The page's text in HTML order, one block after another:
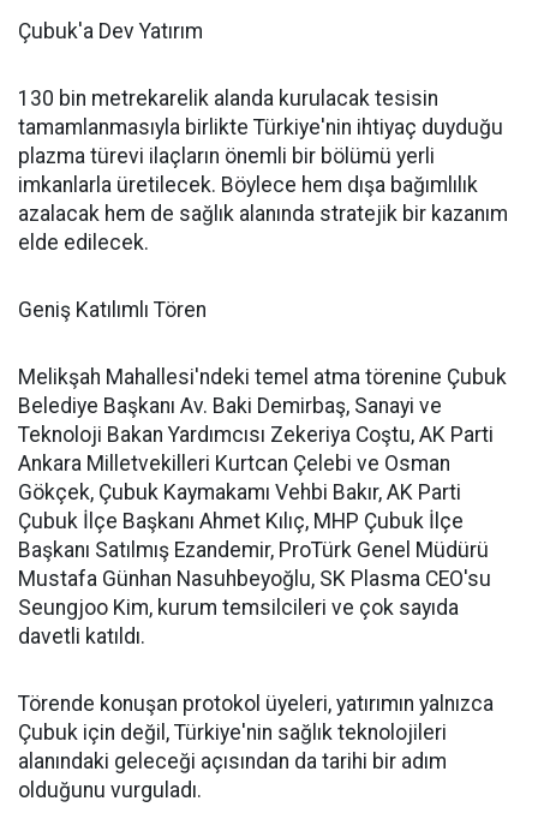
Çubuk'a Dev Yatırım
130 bin metrekarelik alanda kurulacak tesisin
tamamlanmasıyla birlikte Türkiye'nin ihtiyaç duyduğu
plazma türevi ilaçların önemli bir bölümü yerli
imkanlarla üretilecek. Böylece hem dışa bağımlılık
azalacak hem de sağlık alanında stratejik bir kazanım
elde edilecek.
Geniş Katılımlı Tören
Melikşah Mahallesi'ndeki temel atma törenine Çubuk
Belediye Başkanı Av. Baki Demirbaş, Sanayi ve
Teknoloji Bakan Yardımcısı Zekeriya Coştu, AK Parti
Ankara Milletvekilleri Kurtcan Çelebi ve Osman
Gökçek, Çubuk Kaymakamı Vehbi Bakır, AK Parti
Çubuk İlçe Başkanı Ahmet Kılıç, MHP Çubuk İlçe
Başkanı Satılmış Ezandemir, ProTürk Genel Müdürü
Mustafa Günhan Nasuhbeyoğlu, SK Plasma CEO'su
Seungjoo Kim, kurum temsilcileri ve çok sayıda
davetli katıldı.
Törende konuşan protokol üyeleri, yatırımın yalnızca
Çubuk için değil, Türkiye'nin sağlık teknolojileri
alanındaki geleceği açısından da tarihi bir adım
olduğunu vurguladı.